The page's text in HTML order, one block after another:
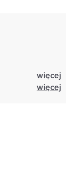
więcej
więcej